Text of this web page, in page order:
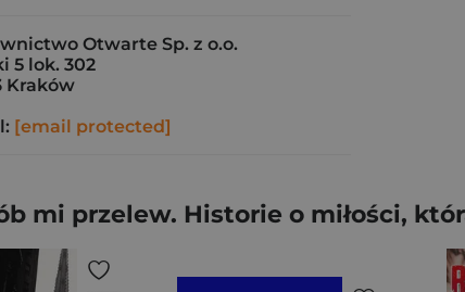
Otwarte Sp. z o.o.
5 lok. 302
Kraków
[email protected]
mi przelew. Historie o miłości,